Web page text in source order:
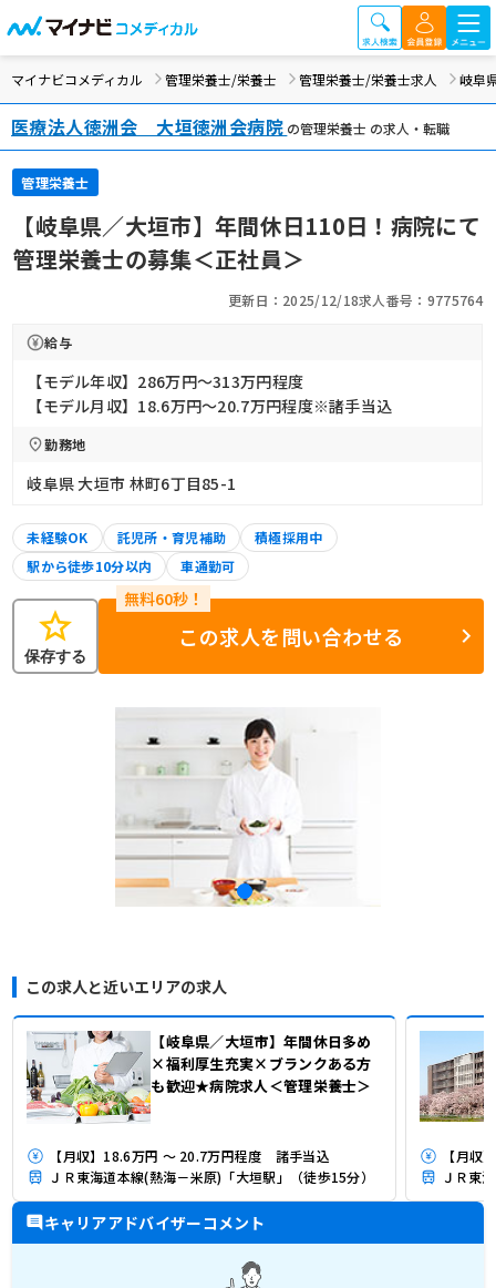
マイナビコメディカル 管理栄養士/栄養士 管理栄養士/栄養士求人 岐阜
医療法人徳洲会 大垣徳洲会病院 の管理栄養士 の求人・転職
管理栄養士
【岐阜県／大垣市】年間休日110日！病院にて
管理栄養士の募集＜正社員＞
更新日：2025/12/18求人番号：9775764
給与
【モデル年収】286万円〜313万円程度
【モデル月収】18.6万円〜20.7万円程度※諸手当込
勤務地
岐阜県 大垣市 林町6丁目85-1
未経験OK 託児所・育児補助
積極採用中
駅から徒歩10分以内
車通勤可
star
保存する
この求人を問い合わせる
この求人と近いエリアの求人
【岐阜県／大垣市】年間休日多め
×福利厚生充実×ブランクある方
も歓迎★病院求人＜管理栄養士＞
【月収】18.6万円 ～ 20.7万円程度 諸手当込
ＪＲ東海道本線(熱海－米原)「大垣駅」（徒歩15分）
【月収
キャリアアドバイザーコメント